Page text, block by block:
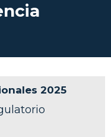
2025